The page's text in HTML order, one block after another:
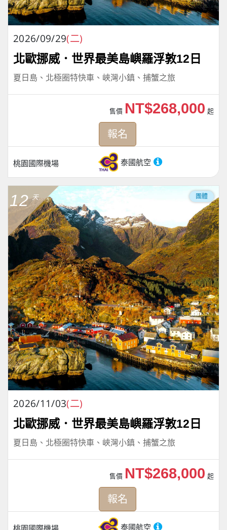
2026/09/29(二)
北歐挪威．世界最美島嶼羅浮敦12日
夏日島、北極圈特快車、峽灣小鎮、捕蟹之旅
桃園國際機場 泰國航空
售價 NT$268,000 起
報名
12 天 團體
2026/11/03(二)
北歐挪威．世界最美島嶼羅浮敦12日
夏日島、北極圈特快車、峽灣小鎮、捕蟹之旅
桃園國際機場 泰國航空
售價 NT$268,000 起
報名